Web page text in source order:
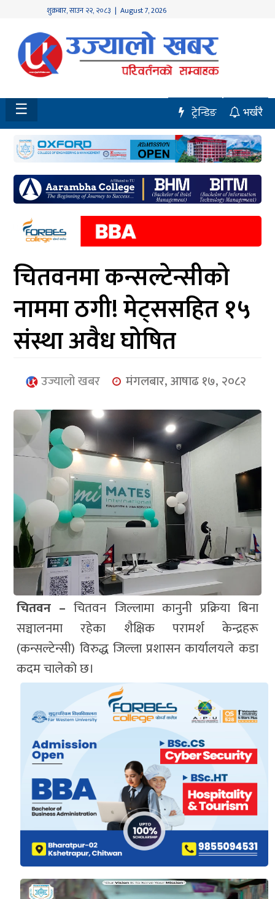
शुक्रबार,साउन २२, २०८३ | August 7, 2026
होमपेज
नवलपुर
विशेष
मध्य
नेपाल
चितवन
सेरोफेरो
समाचार
आर्थिक
मनोरञ्जन
खेलकुद
प्रबास
युनिकोड
☰ भर्खरै
ट्रेन्डिङ
चितवनमा कन्सल्टेन्सीको
नाममा ठगी! मेट्ससहित १५
संस्था अवैध घोषित
उज्यालो खबर मंगलबार, आषाढ १७, २०८२
चितवन – चितवन जिल्लामा कानुनी प्रक्रिया बिना
सञ्चालनमा रहेका शैक्षिक परामर्श केन्द्रहरू
(कन्सल्टेन्सी) विरुद्ध जिल्ला प्रशासन कार्यालयले कडा
कदम चालेको छ।